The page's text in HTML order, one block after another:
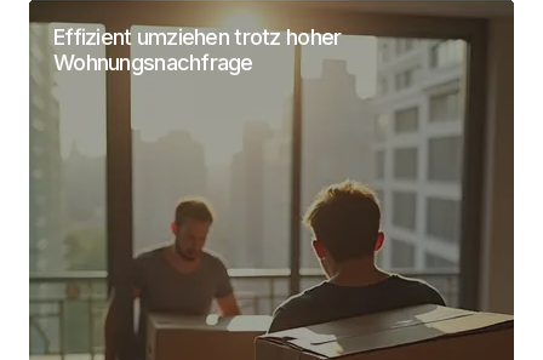
Deine Email Adresse *
Name, E-Mail-Adresse und Website in diesem
Browser für meinen nächsten Kommentar
Submit Comment
Effizient umziehen trotz hoher
Wohnungsnachfrage